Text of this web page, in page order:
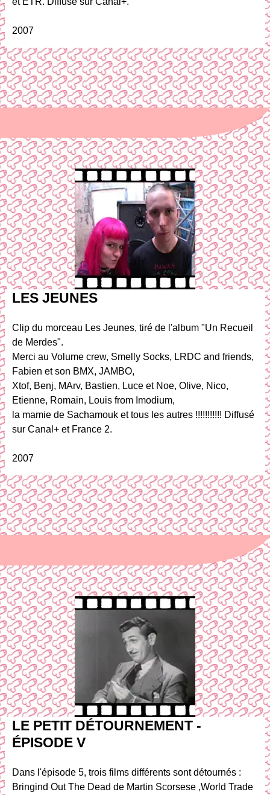
2007
LES JEUNES
Clip du morceau Les Jeunes, tiré de l'album "Un Recueil
de Merdes".
Merci au Volume crew, Smelly Socks, LRDC and friends,
Fabien et son BMX, JAMBO,
Xtof, Benj, MArv, Bastien, Luce et Noe, Olive, Nico,
Etienne, Romain, Louis from Imodium,
la mamie de Sachamouk et tous les autres !!!!!!!!!!! Diffusé
sur Canal+ et France 2.
2007
LE PETIT DÉTOURNEMENT -
ÉPISODE V
Dans l'épisode 5, trois films différents sont détournés :
Bringind Out The Dead de Martin Scorsese ,World Trade